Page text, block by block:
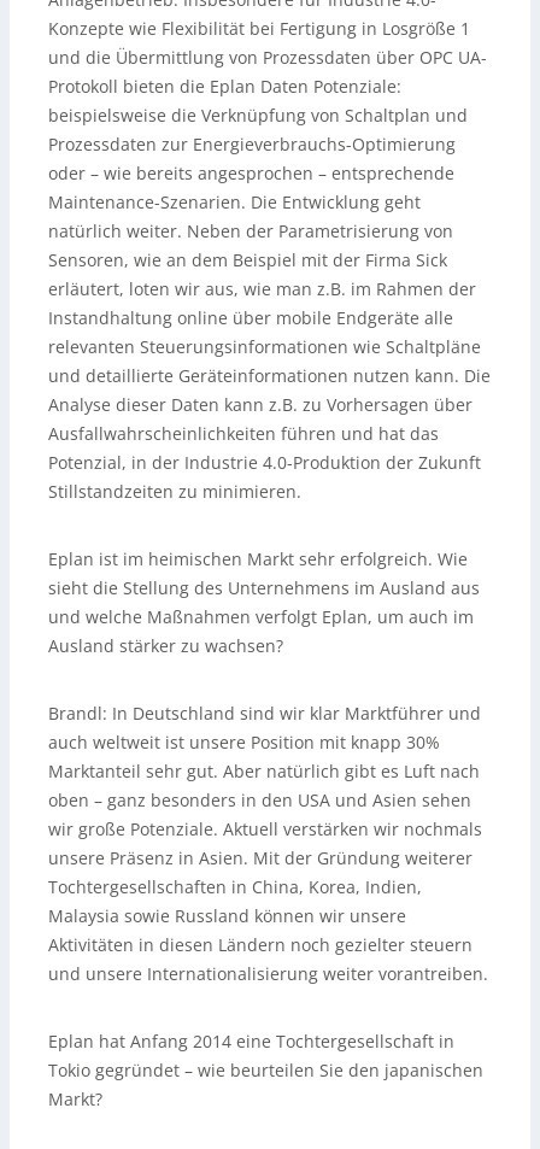
Konzepte wie Flexibilität bei Fertigung in Losgröße 1
und die Übermittlung von Prozessdaten über OPC UA-
Protokoll bieten die Eplan Daten Potenziale:
beispielsweise die Verknüpfung von Schaltplan und
Prozessdaten zur Energieverbrauchs-Optimierung
oder – wie bereits angesprochen – entsprechende
Maintenance-Szenarien. Die Entwicklung geht
natürlich weiter. Neben der Parametrisierung von
Sensoren, wie an dem Beispiel mit der Firma Sick
erläutert, loten wir aus, wie man z.B. im Rahmen der
Instandhaltung online über mobile Endgeräte alle
relevanten Steuerungsinformationen wie Schaltpläne
und detaillierte Geräteinformationen nutzen kann. Die
Analyse dieser Daten kann z.B. zu Vorhersagen über
Ausfallwahrscheinlichkeiten führen und hat das
Potenzial, in der Industrie 4.0-Produktion der Zukunft
Stillstandzeiten zu minimieren.
Eplan ist im heimischen Markt sehr erfolgreich. Wie
sieht die Stellung des Unternehmens im Ausland aus
und welche Maßnahmen verfolgt Eplan, um auch im
Ausland stärker zu wachsen?
Brandl: In Deutschland sind wir klar Marktführer und
auch weltweit ist unsere Position mit knapp 30%
Marktanteil sehr gut. Aber natürlich gibt es Luft nach
oben – ganz besonders in den USA und Asien sehen
wir große Potenziale. Aktuell verstärken wir nochmals
unsere Präsenz in Asien. Mit der Gründung weiterer
Tochtergesellschaften in China, Korea, Indien,
Malaysia sowie Russland können wir unsere
Aktivitäten in diesen Ländern noch gezielter steuern
und unsere Internationalisierung weiter vorantreiben.
Eplan hat Anfang 2014 eine Tochtergesellschaft in
Tokio gegründet – wie beurteilen Sie den japanischen
Markt?